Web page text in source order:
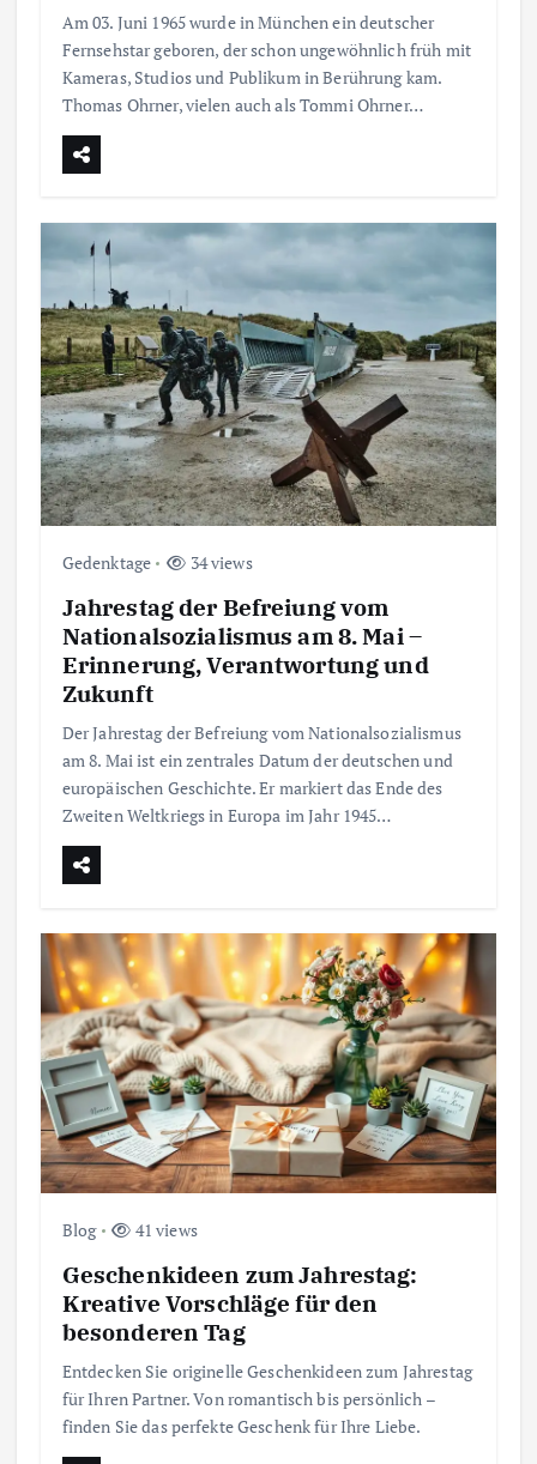
Am 03. Juni 1965 wurde in München ein deutscher
Fernsehstar geboren, der schon ungewöhnlich früh mit
Kameras, Studios und Publikum in Berührung kam.
Thomas Ohrner, vielen auch als Tommi Ohrner…
Gedenktage 34 views
Jahrestag der Befreiung vom
Nationalsozialismus am 8. Mai –
Erinnerung, Verantwortung und
Zukunft
Der Jahrestag der Befreiung vom Nationalsozialismus
am 8. Mai ist ein zentrales Datum der deutschen und
europäischen Geschichte. Er markiert das Ende des
Zweiten Weltkriegs in Europa im Jahr 1945…
Blog 41 views
Geschenkideen zum Jahrestag:
Kreative Vorschläge für den
besonderen Tag
Entdecken Sie originelle Geschenkideen zum Jahrestag
für Ihren Partner. Von romantisch bis persönlich –
finden Sie das perfekte Geschenk für Ihre Liebe.